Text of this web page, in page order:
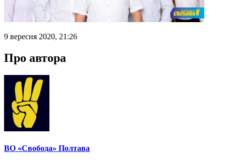
9 вересня 2020, 21:26
Про автора
ВО «Свобода» Полтава